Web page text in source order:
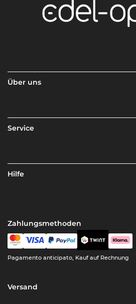
Über uns
Service
Hilfe
Zahlungsmethoden
Pagamento anticipato, Kauf auf Rechnung
Versand